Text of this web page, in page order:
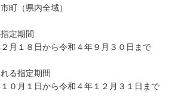
県内全域）
定期間
日から令和４年９月３０日まで
る指定期間
日から令和４年１２月３１日まで